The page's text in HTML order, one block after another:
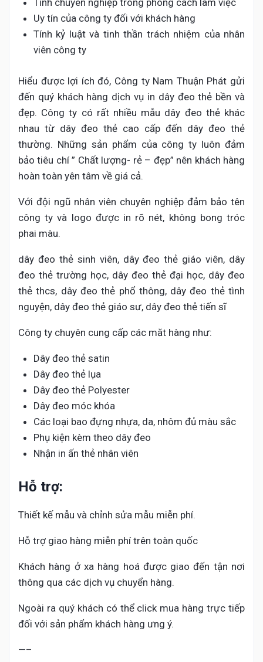
Tính chuyên nghiệp trong phong cách làm việc
Uy tín của công ty đối với khách hàng
Tính kỷ luật và tinh thần trách nhiệm của nhân
viên công ty
Hiểu được lợi ích đó, Công ty Nam Thuận Phát gửi
đến quý khách hàng dịch vụ in dây đeo thẻ bền và
đẹp. Công ty có rất nhiều mẫu dây đeo thẻ khác
nhau từ dây đeo thẻ cao cấp đến dây đeo thẻ
thường. Những sản phẩm của công ty luôn đảm
bảo tiêu chí ” Chất lượng- rẻ – đẹp” nên khách hàng
hoàn toàn yên tâm về giá cả.
Với đội ngũ nhân viên chuyên nghiệp đảm bảo tên
công ty và logo được in rõ nét, không bong tróc
phai màu.
dây đeo thẻ sinh viên, dây đeo thẻ giáo viên, dây
đeo thẻ trường học, dây đeo thẻ đại học, dây đeo
thẻ thcs, dây đeo thẻ phổ thông, dây đeo thẻ tình
nguyện, dây đeo thẻ giáo sư, dây đeo thẻ tiến sĩ
Công ty chuyên cung cấp các măt hàng như:
Dây đeo thẻ satin
Dây đeo thẻ lụa
Dây đeo thẻ Polyester
Dây đeo móc khóa
Các loại bao đựng nhựa, da, nhôm đủ màu sắc
Phụ kiện kèm theo dây đeo
Nhận in ấn thẻ nhân viên
Hỗ trợ:
Thiết kế mẫu và chỉnh sửa mẫu miễn phí.
Hỗ trợ giao hàng miễn phí trên toàn quốc
Khách hàng ở xa hàng hoá được giao đến tận nơi
thông qua các dịch vụ chuyển hàng.
Ngoài ra quý khách có thể click mua hàng trực tiếp
đối với sản phẩm khách hàng ưng ý.
—–